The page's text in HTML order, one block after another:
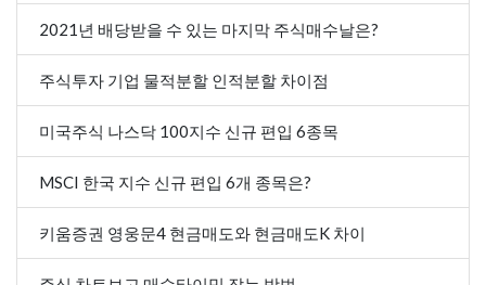
2021년 배당받을 수 있는 마지막 주식매수날은?
주식투자 기업 물적분할 인적분할 차이점
미국주식 나스닥 100지수 신규 편입 6종목
MSCI 한국 지수 신규 편입 6개 종목은?
키움증권 영웅문4 현금매도와 현금매도K 차이